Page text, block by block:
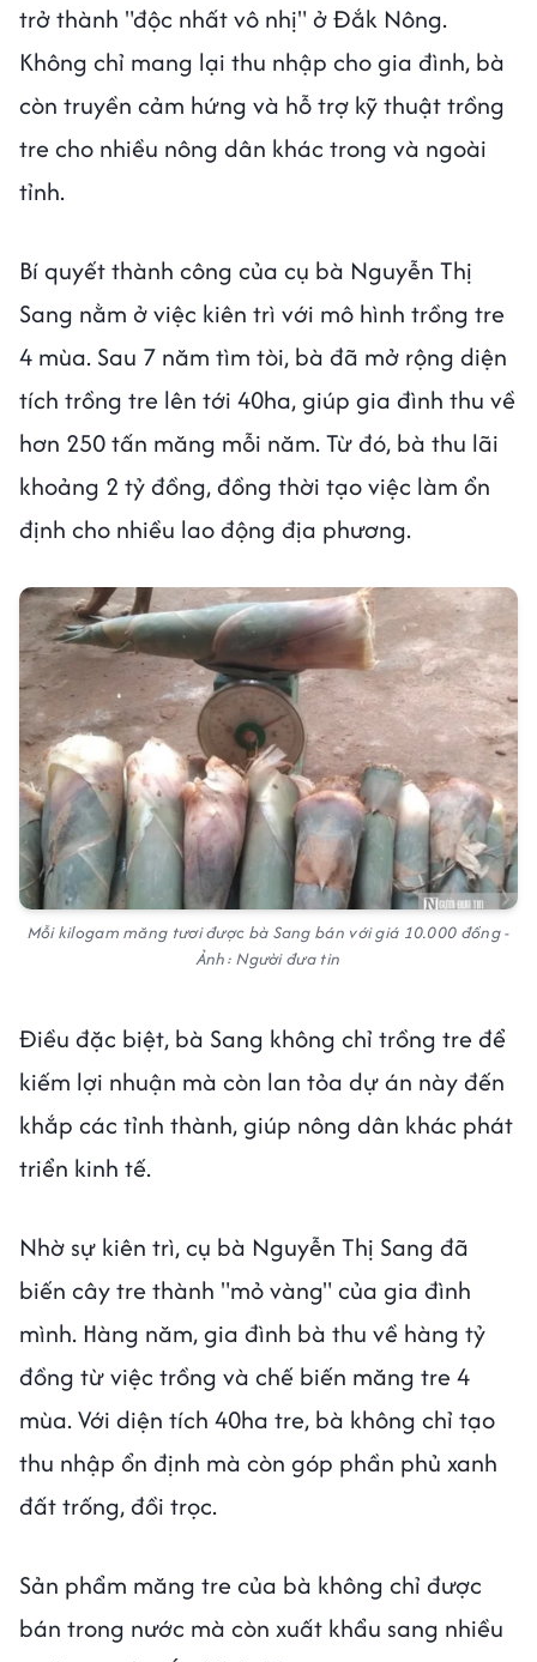
trở thành "độc nhất vô nhị" ở Đắk Nông.
Không chỉ mang lại thu nhập cho gia đình, bà
còn truyền cảm hứng và hỗ trợ kỹ thuật trồng
tre cho nhiều nông dân khác trong và ngoài
tỉnh.
Bí quyết thành công của cụ bà Nguyễn Thị
Sang nằm ở việc kiên trì với mô hình trồng tre
4 mùa. Sau 7 năm tìm tòi, bà đã mở rộng diện
tích trồng tre lên tới 40ha, giúp gia đình thu về
hơn 250 tấn măng mỗi năm. Từ đó, bà thu lãi
khoảng 2 tỷ đồng, đồng thời tạo việc làm ổn
định cho nhiều lao động địa phương.
Mỗi kilogam măng tươi được bà Sang bán với giá 10.000 đồng -
Ảnh: Người đưa tin
Điều đặc biệt, bà Sang không chỉ trồng tre để
kiếm lợi nhuận mà còn lan tỏa dự án này đến
khắp các tỉnh thành, giúp nông dân khác phát
triển kinh tế.
Nhờ sự kiên trì, cụ bà Nguyễn Thị Sang đã
biến cây tre thành "mỏ vàng" của gia đình
mình. Hàng năm, gia đình bà thu về hàng tỷ
đồng từ việc trồng và chế biến măng tre 4
mùa. Với diện tích 40ha tre, bà không chỉ tạo
thu nhập ổn định mà còn góp phần phủ xanh
đất trống, đồi trọc.
Sản phẩm măng tre của bà không chỉ được
bán trong nước mà còn xuất khẩu sang nhiều